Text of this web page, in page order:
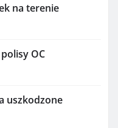
na terenie
OC
uszkodzone